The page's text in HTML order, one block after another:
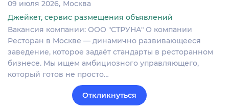
09 июля 2026 Москва
Джейкет, сервис размещения объявлений
Вакансия компании: ООО "СТРУНА" О компании
Ресторан в Москве — динамично развивающееся
заведение, которое задаёт стандарты в ресторанном
бизнесе. Мы ищем амбициозного управляющего,
который готов не просто…
Откликнуться